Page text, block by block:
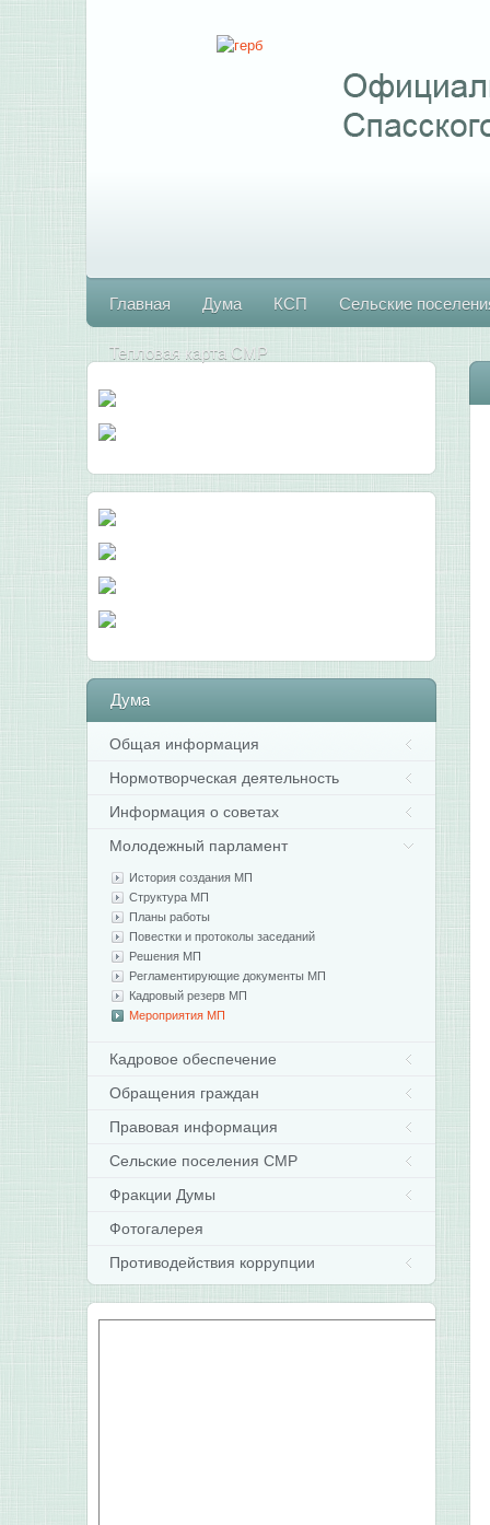
Главная Дума КСП Сельские
Тепловая карта СМР
Дума
Общая информация
Нормотворческая деятельность
Информация о советах
Молодежный парламент
История создания МП
Структура МП
Планы работы
Повестки и протоколы заседаний
Решения МП
Регламентирующие документы МП
Кадровый резерв МП
Мероприятия МП
Кадровое обеспечение
Обращения граждан
Правовая информация
Сельские поселения СМР
Фракции Думы
Фотогалерея
Противодействия коррупции